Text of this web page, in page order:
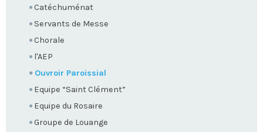
Catéchuménat
Servants de Messe
Chorale
l'AEP
Ouvroir Paroissial
Equipe “Saint Clément”
Equipe du Rosaire
Groupe de Louange